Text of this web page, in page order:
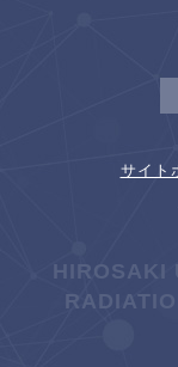
サイト
HIROSAKI